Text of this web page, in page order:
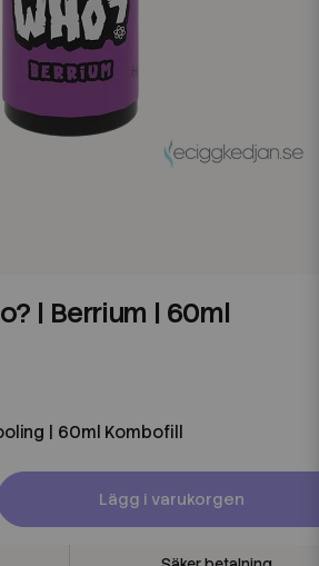
| Berrium | 60ml
| 60ml Kombofill
Lägg i varukorgen